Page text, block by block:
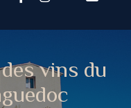
vins du